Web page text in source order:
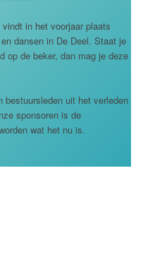
in het voorjaar plaats
dansen in De Deel. Staat je
op de beker, dan mag je deze
bestuursleden uit het verleden
sponsoren is de
wat het nu is.